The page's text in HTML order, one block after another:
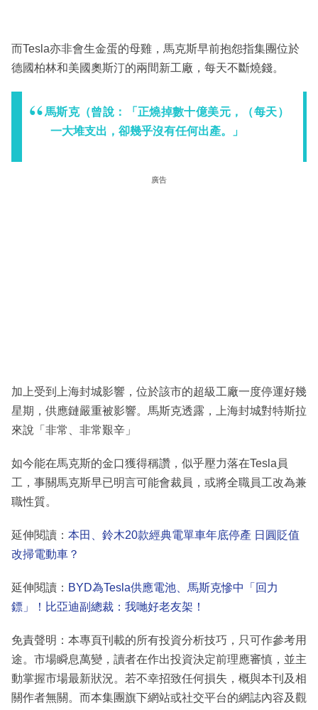
而Tesla亦非會生金蛋的母雞，馬克斯早前抱怨指集團位於
德國柏林和美國奧斯汀的兩間新工廠，每天不斷燒錢。
馬斯克（曾說：「正燒掉數十億美元，（每天）
一大堆支出，卻幾乎沒有任何出產。」
廣告
加上受到上海封城影響，位於該市的超級工廠一度停運好幾
星期，供應鏈嚴重被影響。馬斯克透露，上海封城對特斯拉
來說「非常、非常艱辛」
如今能在馬克斯的金口獲得稱讚，似乎壓力落在Tesla員
工，事關馬克斯早已明言可能會裁員，或將全職員工改為兼
職性質。
延伸閱讀： 本田、鈴木20款經典電單車年底停產 日圓貶值
改掃電動車？
延伸閱讀： BYD為Tesla供應電池、馬斯克慘中「回力
鏢」！比亞迪副總裁：我哋好老友架！
免責聲明：本專頁刊載的所有投資分析技巧，只可作參考用
途。市場瞬息萬變，讀者在作出投資決定前理應審慎，並主
動掌握市場最新狀況。若不幸招致任何損失，概與本刊及相
關作者無關。而本集團旗下網站或社交平台的網誌內容及觀